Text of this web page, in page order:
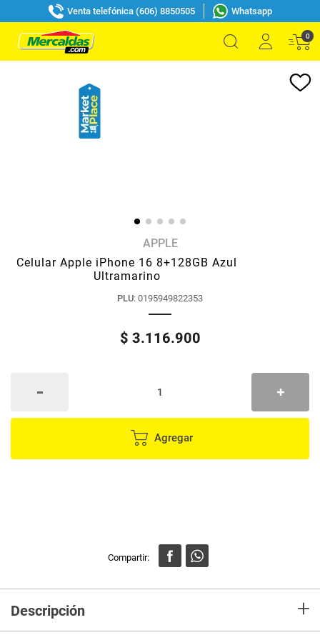
Venta telefónica (606) 8850505 Whatsapp
0
APPLE
Celular Apple iPhone 16 8+128GB Azul
Ultramarino
PLU: 0195949822353
$ 3.116.900
Agregar
Descripción +